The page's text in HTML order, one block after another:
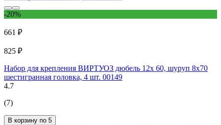
-20%
661 ₽
825 ₽
Набор для крепления ВИРТУОЗ дюбель 12х 60, шуруп 8х70
шестигранная головка, 4 шт. 00149
4.7
(7)
В корзину по 5